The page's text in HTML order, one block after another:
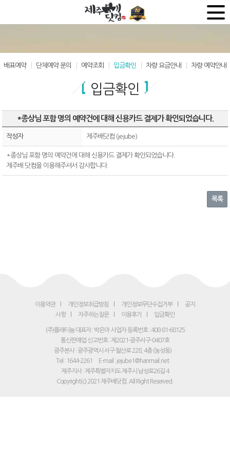
배표예약 단체예약 문의 예약조회 입금확인 차량 요금안내 차량 예약안내
입금확인
*종상님 포함 명의 예약건에 대해 신용카드 결제가 확인되었습니다.
작성자 제주배닷컴 (jejube)
*종상님 포함 명의 예약건에 대해 신용카드 결제가 확인되었습니다.
제주배 닷컴을 이용해주셔서 감사합니다.
목록
이용약관 개인정보취급방침 개인정보무단수집거부
공지
사항
자주하는질문 이용후기 입금확인
(주)플래티늄 대표자 : 박은아 사업자 등록번호 : 408-81-68125
통신판매업 신고번호 : 제2021-광주서구-0407호
광주본사 : 광주광역시 서구 월산로 228, 4층 (농성동)
Tel : 1644-2261
E-mail : jejube1@hanmail.net
제주지사 : 제주특별자치도 제주시 남성로26길 4
Copyright(c) 2021 제주배닷컴. All Right Reserved.